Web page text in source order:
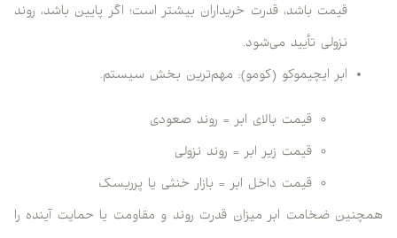
قیمت باشد، قدرت خریداران بیشتر است؛ اگر پایین باشد، روند
نزولی تأیید می‌شود.
ابر ایچیموکو (کومو): مهم‌ترین بخش سیستم.
قیمت بالای ابر = روند صعودی
قیمت زیر ابر = روند نزولی
قیمت داخل ابر = بازار خنثی یا پرریسک
همچنین ضخامت ابر میزان قدرت روند و مقاومت یا حمایت آینده را